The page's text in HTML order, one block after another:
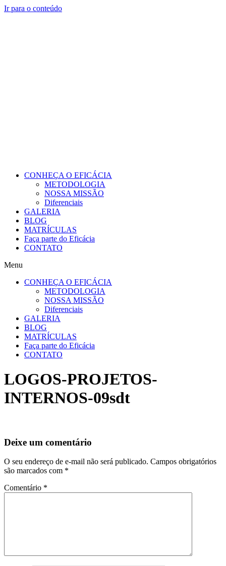
Ir para o conteúdo
CONHEÇA O EFICÁCIA
METODOLOGIA
NOSSA MISSÃO
Diferenciais
GALERIA
BLOG
MATRÍCULAS
Faça parte do Eficácia
CONTATO
Menu
CONHEÇA O EFICÁCIA
METODOLOGIA
NOSSA MISSÃO
Diferenciais
GALERIA
BLOG
MATRÍCULAS
Faça parte do Eficácia
CONTATO
LOGOS-PROJETOS-
INTERNOS-09sdt
Deixe um comentário
O seu endereço de e-mail não será publicado. Campos obrigatórios
são marcados com *
Comentário *